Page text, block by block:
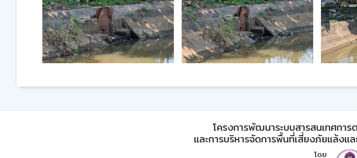
โครงการพัฒนาระบบสารสนเทศการ
และการบริหารจัดการพื้นที่เสี่ยงภัยแล้งแ
โดย